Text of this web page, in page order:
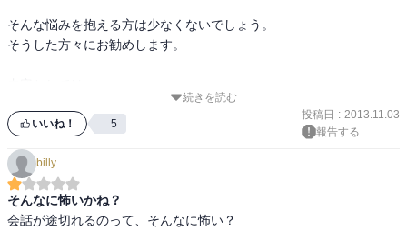
そんな悩みを抱える方は少なくないでしょう。
そうした方々にお勧めします。
「会話のコツ」がシーンを交えながら紹介されています。
会話が得意な人が自然に出来ていることをまとめたような本である
為、
知っていることばかりだ、と思う方もいらっしゃるでしょう。
続きを読む
いいね！ 5
投稿日 : 2013.11.03
報告する
billy
そんなに怖いかね？
会話が途切れるのって、そんなに怖い？